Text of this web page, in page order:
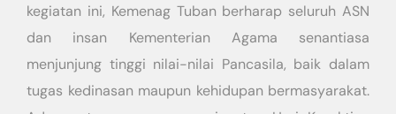
kegiatan ini, Kemenag Tuban berharap seluruh ASN
dan insan Kementerian Agama senantiasa
menjunjung tinggi nilai-nilai Pancasila, baik dalam
tugas kedinasan maupun kehidupan bermasyarakat.